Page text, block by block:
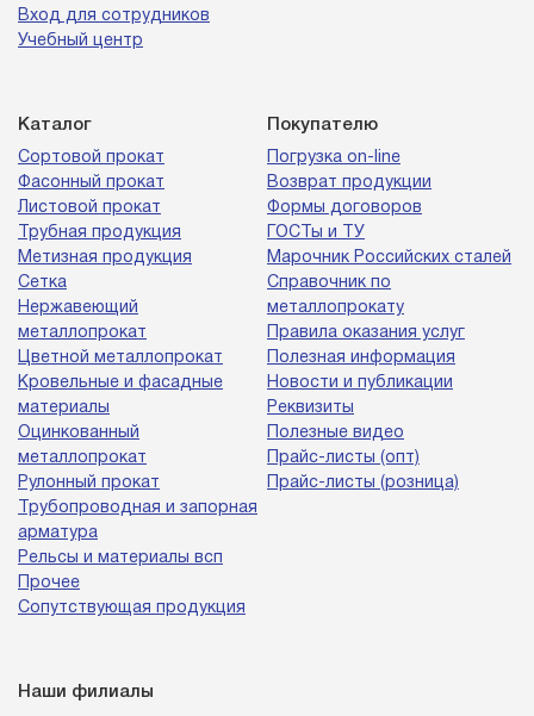
Вход для сотрудников
Учебный центр
Каталог
Сортовой прокат
Фасонный прокат
Листовой прокат
Трубная продукция
Метизная продукция
Сетка
Нержавеющий
металлопрокат
Цветной металлопрокат
Кровельные и фасадные
материалы
Оцинкованный
металлопрокат
Рулонный прокат
Трубопроводная и запорная
арматура
Рельсы и материалы всп
Прочее
Сопутствующая продукция
Покупателю
Погрузка on-line
Возврат продукции
Формы договоров
ГОСТы и ТУ
Марочник Российских сталей
Справочник по
металлопрокату
Правила оказания услуг
Полезная информация
Новости и публикации
Реквизиты
Полезные видео
Прайс-листы (опт)
Прайс-листы (розница)
Наши филиалы